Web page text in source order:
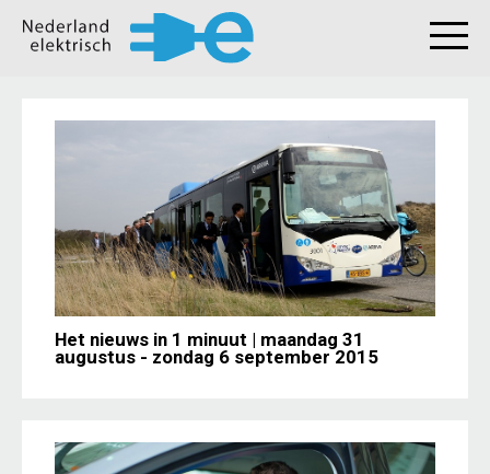
Het nieuws in 1 minuut | maandag 31
augustus - zondag 6 september 2015